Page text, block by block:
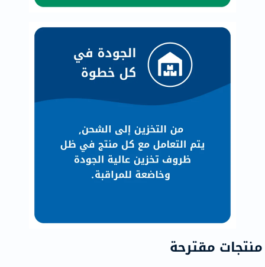
منتجات مقترحة